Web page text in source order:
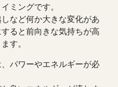
ミングです。
など何か大きな変化があ
ると前向きな気持ちが高
す。
パワーやエネルギーが必